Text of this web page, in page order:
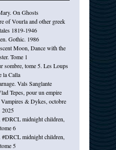
On Ghosts
of Vourla and other greek
1819-1946
Gothic. 1986
Moon, Dance with the
Tome 1
sombre, tome 5. Les Loups
la Calla
Vals Sanglante
Tepes, pour un empire
& Dykes, octobre
2025
#DRCL midnight children,
tome 6
#DRCL midnight children,
tome 5